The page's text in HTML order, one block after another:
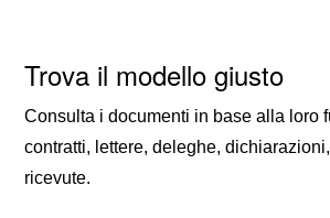
Trova il modello giusto
Consulta i documenti in base alla loro
contratti, lettere, deleghe,
ricevute.